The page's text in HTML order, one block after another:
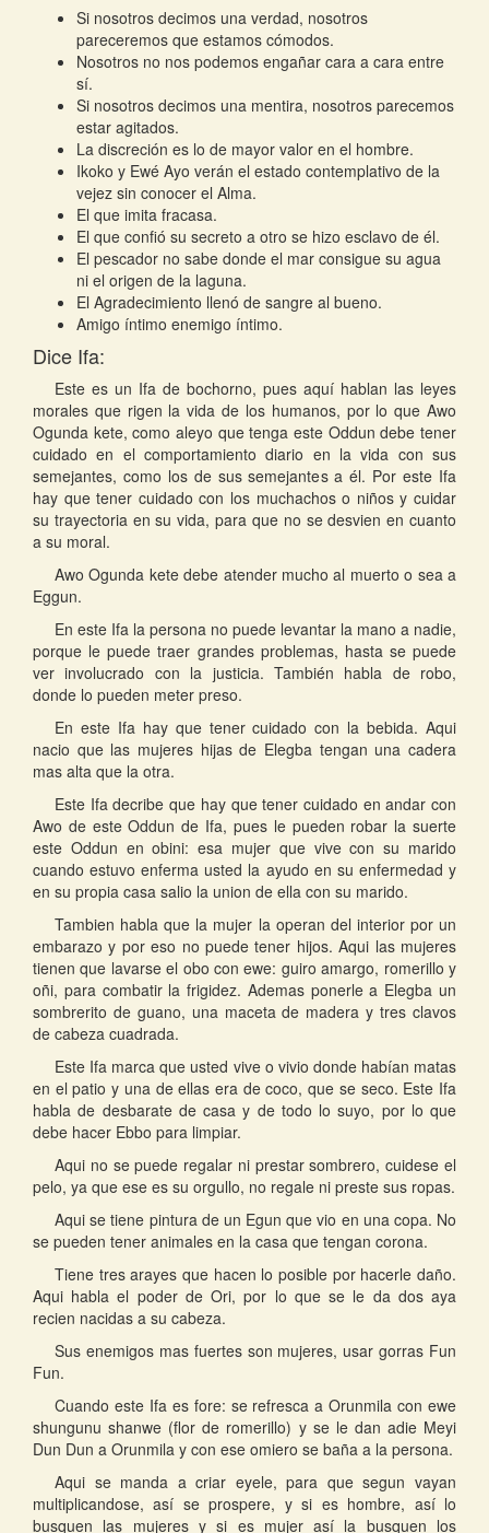
Si nosotros decimos una verdad, nosotros
pareceremos que estamos cómodos.
Nosotros no nos podemos engañar cara a cara entre
sí.
Si nosotros decimos una mentira, nosotros parecemos
estar agitados.
La discreción es lo de mayor valor en el hombre.
Ikoko y Ewé Ayo verán el estado contemplativo de la
vejez sin conocer el Alma.
El que imita fracasa.
El que confió su secreto a otro se hizo esclavo de él.
El pescador no sabe donde el mar consigue su agua
ni el origen de la laguna.
El Agradecimiento llenó de sangre al bueno.
Amigo íntimo enemigo íntimo.
Dice Ifa:
Este es un Ifa de bochorno, pues aquí hablan las leyes
morales que rigen la vida de los humanos, por lo que Awo
Ogunda kete, como aleyo que tenga este Oddun debe tener
cuidado en el comportamiento diario en la vida con sus
semejantes, como los de sus semejantes a él. Por este Ifa
hay que tener cuidado con los muchachos o niños y cuidar
su trayectoria en su vida, para que no se desvien en cuanto
a su moral.
Awo Ogunda kete debe atender mucho al muerto o sea a
Eggun.
En este Ifa la persona no puede levantar la mano a nadie,
porque le puede traer grandes problemas, hasta se puede
ver involucrado con la justicia. También habla de robo,
donde lo pueden meter preso.
En este Ifa hay que tener cuidado con la bebida. Aqui
nacio que las mujeres hijas de Elegba tengan una cadera
mas alta que la otra.
Este Ifa decribe que hay que tener cuidado en andar con
Awo de este Oddun de Ifa, pues le pueden robar la suerte
este Oddun en obini: esa mujer que vive con su marido
cuando estuvo enferma usted la ayudo en su enfermedad y
en su propia casa salio la union de ella con su marido.
Tambien habla que la mujer la operan del interior por un
embarazo y por eso no puede tener hijos. Aqui las mujeres
tienen que lavarse el obo con ewe: guiro amargo, romerillo y
oñi, para combatir la frigidez. Ademas ponerle a Elegba un
sombrerito de guano, una maceta de madera y tres clavos
de cabeza cuadrada.
Este Ifa marca que usted vive o vivio donde habían matas
en el patio y una de ellas era de coco, que se seco. Este Ifa
habla de desbarate de casa y de todo lo suyo, por lo que
debe hacer Ebbo para limpiar.
Aqui no se puede regalar ni prestar sombrero, cuidese el
pelo, ya que ese es su orgullo, no regale ni preste sus ropas.
Aqui se tiene pintura de un Egun que vio en una copa. No
se pueden tener animales en la casa que tengan corona.
Tiene tres arayes que hacen lo posible por hacerle daño.
Aqui habla el poder de Ori, por lo que se le da dos aya
recien nacidas a su cabeza.
Sus enemigos mas fuertes son mujeres, usar gorras Fun
Fun.
Cuando este Ifa es fore: se refresca a Orunmila con ewe
shungunu shanwe (flor de romerillo) y se le dan adie Meyi
Dun Dun a Orunmila y con ese omiero se baña a la persona.
Aqui se manda a criar eyele, para que segun vayan
multiplicandose, así se prospere, y si es hombre, así lo
busquen las mujeres y si es mujer así la busquen los